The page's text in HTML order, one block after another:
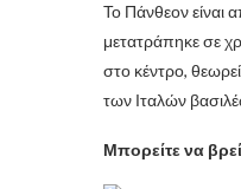
Το Πάνθεον είναι
μετατράπηκε σε
στο κέντρο,
των Ιταλών
Μπορείτε να